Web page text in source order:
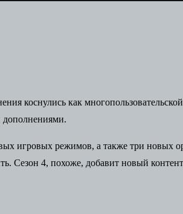
коснулись как
дополнениями.
игровых режимов, а также три новых
Сезон 4, похоже, добавит новый